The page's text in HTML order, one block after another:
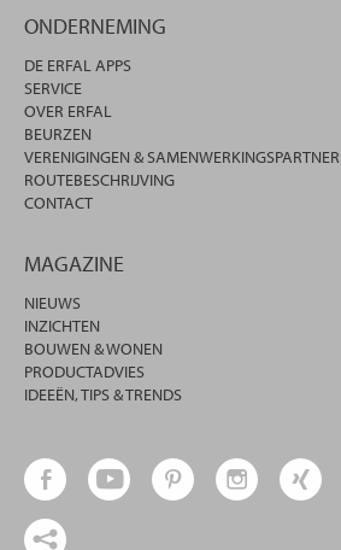
ONDERNEMING
DE ERFAL APPS
SERVICE
OVER ERFAL
BEURZEN
VERENIGINGEN &
ROUTEBESCHRIJVING
CONTACT
MAGAZINE
NIEUWS
INZICHTEN
BOUWEN & WONEN
PRODUCTADVIES
IDEEËN, TIPS & TRENDS